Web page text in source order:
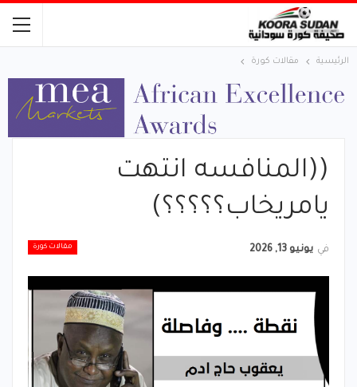
الرئيسية مقالات كورة
((المنافسه انتهت
يامريخاب؟؟؟؟؟)
مقالات كورة في يونيو 13, 2026